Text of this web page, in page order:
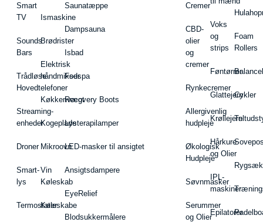
Smart
TV
Sounds
Bars
Trådløse
Hovedtelefoner
Streaming-
enheder
Droner
Smart-
lys
Termostater
Ismaskine
Brødrister
Elektrisk
håndmikser
Køkkenvægt
Kogeplade
Mikroovn
Vin
Køleskab
Køleskabe
Saunatæppe
Dampsauna
Isbad
Fodspa
Recovery Boots
Lysterapilamper
LED-masker til ansigtet
Ansigtsdampere
EyeRelief
Blodsukkermålere
Cremer
CBD-
olier
og
cremer
Rynkecremer
Allergivenlig
hudpleje
Økologisk
Hudpleje
Søvnmasker
Serummer
og Olier
Voks
og
strips
Føntørrer
Glattejern
Krøllejern
Hårkure
og Olier
IPL-
maskiner
Epilatorer
Foam
Rollers
Cykler